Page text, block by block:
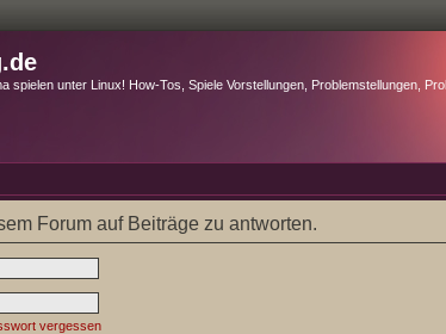
spielen unter Linux! How-Tos, Spiele Vorstellungen, Problemstellungen,
Forum auf Beiträge zu antworten.
vergessen